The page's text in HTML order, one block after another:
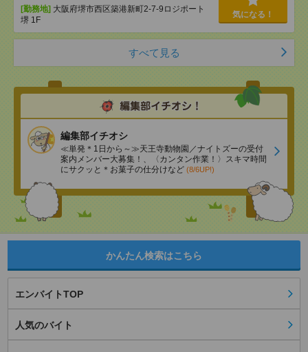
[勤務地] 大阪府堺市西区築港新町2-7-9ロジポート
堺 1F
気になる！
すべて見る
編集部イチオシ
≪単発＊1日から～≫天王寺動物園／ナイトズーの受付
案内メンバー大募集！、〈カンタン作業！〉スキマ時間
にサクッと＊お菓子の仕分けなど (8/6UP!)
かんたん検索はこちら
エンバイトTOP
人気のバイト